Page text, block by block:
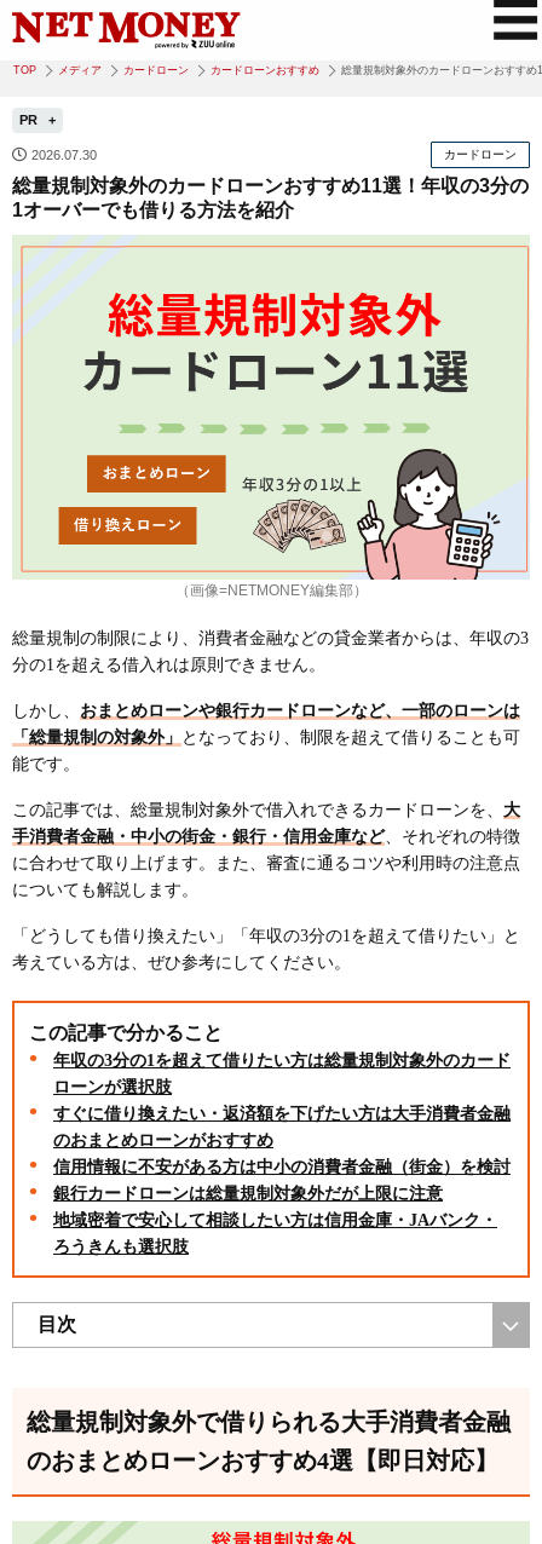
TOP メディア カードローン カードローンおすすめ 総量規制対象外のカードローンおすす
PR
2026.07.30 カードローン
総量規制対象外のカードローンおすすめ11選！年収の3分の
1オーバーでも借りる方法を紹介
（画像=NETMONEY編集部）
総量規制の制限により、消費者金融などの貸金業者からは、年収の3
分の1を超える借入れは原則できません。
しかし、 おまとめローンや銀行カードローンなど、一部のローンは
「総量規制の対象外」 となっており、制限を超えて借りることも可
能です。
この記事では、総量規制対象外で借入れできるカードローンを、 大
手消費者金融・中小の街金・銀行・信用金庫など、それぞれの特徴
に合わせて取り上げます。また、審査に通るコツや利用時の注意点
についても解説します。
「どうしても借り換えたい」「年収の3分の1を超えて借りたい」と
考えている方は、ぜひ参考にしてください。
この記事で分かること
年収の3分の1を超えて借りたい方は総量規制対象外のカード
ローンが選択肢
すぐに借り換えたい・返済額を下げたい方は大手消費者金融
のおまとめローンがおすすめ
信用情報に不安がある方は中小の消費者金融（街金）を検討
銀行カードローンは総量規制対象外だが上限に注意
地域密着で安心して相談したい方は信用金庫・JAバンク・
ろうきんも選択肢
目次
総量規制対象外で借りられる大手消費者金融
のおまとめローンおすすめ4選【即日対応】